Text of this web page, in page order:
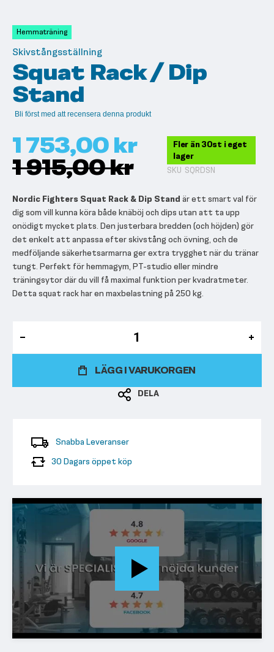
av
bildgalleriet
Hemmaträning
Skivstångsställning
Squat Rack / Dip
Stand
Bli först med att recensera denna produkt
1 753,00 kr
1 915,00 kr
Fler än 30st i eget
lager
SKU SQRDSN
Nordic Fighters Squat Rack & Dip Stand är ett smart val för
dig som vill kunna köra både knäböj och dips utan att ta upp
onödigt mycket plats. Den justerbara bredden (och höjden) gör
det enkelt att anpassa efter skivstång och övning, och de
medföljande säkerhetsarmarna ger extra trygghet när du tränar
tungt. Perfekt för hemmagym, PT-studio eller mindre
träningsytor där du vill få maximal funktion per kvadratmeter.
Detta squat rack har en maxbelastning på 250 kg.
LÄGG I VARUKORGEN
DELA
Snabba Leveranser
30 Dagars öppet köp